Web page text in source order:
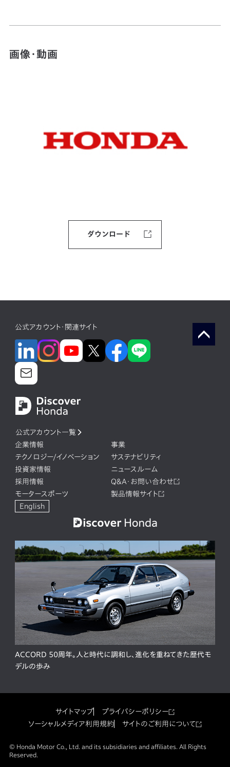
画像・動画
ダウンロード
公式アカウント・関連サイト
公式アカウント一覧
企業情報
事業
テクノロジー/イノベーション
サステナビリティ
投資家情報
ニュースルーム
採用情報
Q&A・お問い合わせ
モータースポーツ
製品情報サイト
English
ACCORD 50周年。人と時代に調和し、進化を重ねてきた歴代モ
デルの歩み
サイトマップ
プライバシーポリシー
ソーシャルメディア利用規約
サイトのご利用について
© Honda Motor Co., Ltd. and its subsidiaries and affiliates. All Rights
Reserved.